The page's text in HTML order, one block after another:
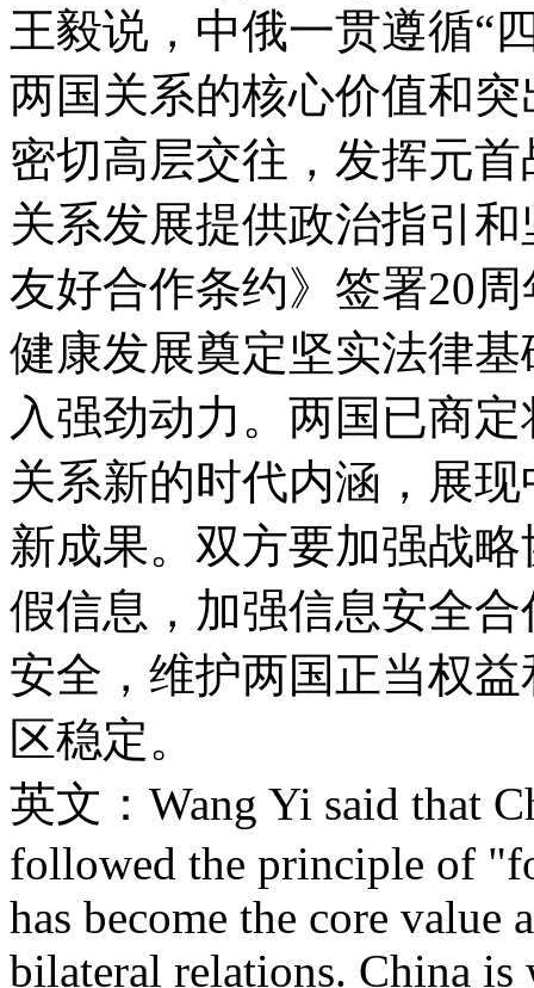
王毅说，中俄一贯遵循“
两国关系的核心价值和
密切高层交往，发挥元
关系发展提供政治指引
友好合作条约》签署20
健康发展奠定坚实法律
入强劲动力。两国已商
关系新的时代内涵，展
新成果。双方要加强战
假信息，加强信息安全
安全，维护两国正当权
区稳定。
英文：Wang Yi said that
followed the principle of
has become the core value
bilateral relations. China